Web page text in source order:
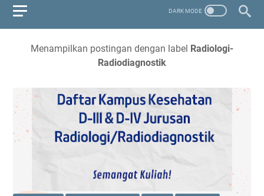
Menampilkan postingan dengan label Radiologi-
Radiodiagnostik